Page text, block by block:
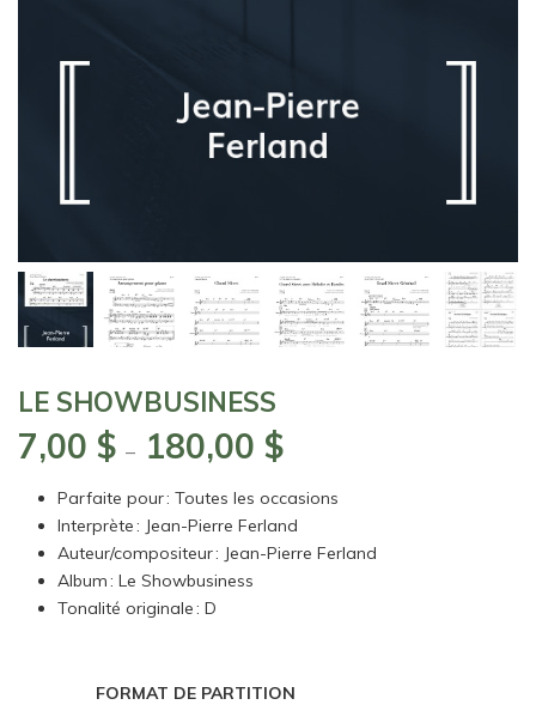
LE SHOWBUSINESS
7,00 $ – 180,00 $Plage
prix :
7,00 $
Parfaite pour : Toutes les occasions
Interprète : Jean-Pierre Ferland
Auteur/compositeur : Jean-Pierre Ferland
Album : Le Showbusiness
Tonalité originale : D
FORMAT DE PARTITION